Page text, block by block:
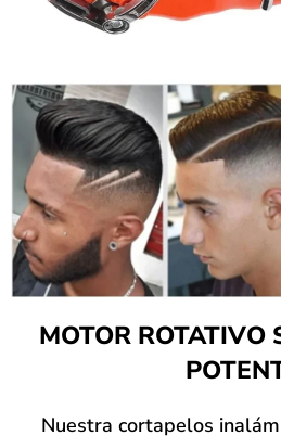
MOTOR ROTATIVO
Nuestra cortapelos